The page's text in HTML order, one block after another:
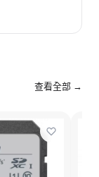
查看全部 →